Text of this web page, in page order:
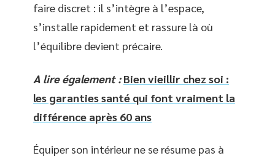
faire discret : il s’intègre à l’espace,
s’installe rapidement et rassure là où
l’équilibre devient précaire.
A lire également : Bien vieillir chez soi :
les garanties santé qui font vraiment la
différence après 60 ans
Équiper son intérieur ne se résume pas à